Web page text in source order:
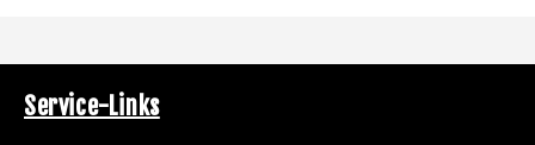
Service-Links